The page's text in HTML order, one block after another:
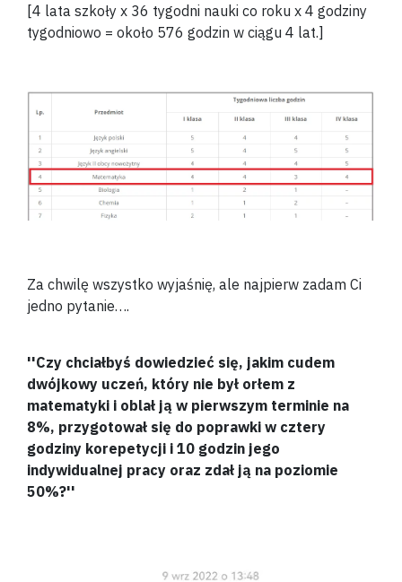
[4 lata szkoły x 36 tygodni nauki co roku x 4 godziny
tygodniowo = około 576 godzin w ciągu 4 lat.]
Za chwilę wszystko wyjaśnię, ale najpierw zadam Ci
jedno pytanie….
''Czy chciałbyś dowiedzieć się, jakim cudem
dwójkowy uczeń, który nie był orłem z
matematyki i oblał ją w pierwszym terminie na
8%, przygotował się do poprawki w cztery
godziny korepetycji i 10 godzin jego
indywidualnej pracy oraz zdał ją na poziomie
50%?''